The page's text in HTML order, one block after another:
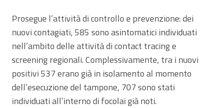
Prosegue l’attività di controllo e prevenzione: dei
nuovi contagiati, 585 sono asintomatici individuati
nell’ambito delle attività di contact tracing e
screening regionali. Complessivamente, tra i nuovi
positivi 537 erano già in isolamento al momento
dell’esecuzione del tampone, 707 sono stati
individuati all’interno di focolai già noti.